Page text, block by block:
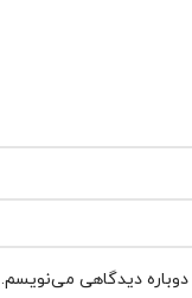
دوباره دیدگاهی می‌نویسم.